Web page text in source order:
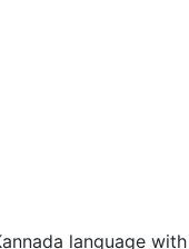
language